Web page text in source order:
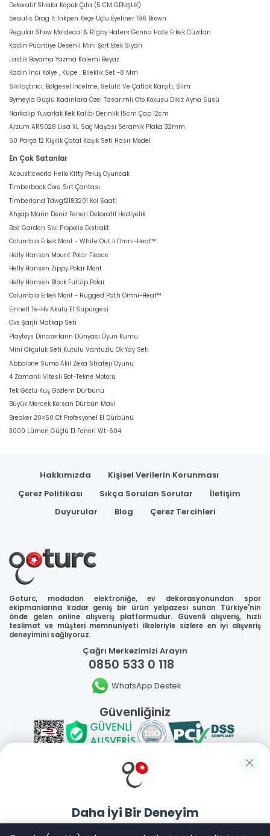
Dekoratif Strafor Köpük Çıta (5 CM GENİŞLİK)
beaulis Drag It Inkpen Keçe Uçlu Eyeliner 196 Brown
Regular Show Mordecai & Rigby Haters Gonna Hate Erkek Cüzdan
Kadın Puantiye Desenli Mini Şort Etek Siyah
Lastik Boyama Yazma Kalemi Beyaz
Kadın Inci Kolye , Küpe , Bileklik Set -8 Mm
Sıkılaştırıcı, Bölgesel İncelme, Selülit Ve Çatlak Karşıtı, Slim
Bymeyla Güçlü Kadınlara Özel Tasarımlı Oto Kokusu Dikiz Ayna Süsü
Narkalıp Yuvarlak Kek Kalıbı Derinlik 15cm Çap 12cm
Arzum AR5028 Lisa XL Saç Maşası Seramik Plaka 32mm
60 Parça 12 Kişilik Çatal Kaşık Seti Hasır Model
En Çok Satanlar
Acousticworld Hello Kitty Peluş Oyuncak
Timberback Core Sırt Çantası
Timberland Tdwgf2183201 Kol Saati
Ahşap Marin Deniz Feneri Dekoratif Hediyelik
Bee Garden Sivi Propolis Ekstrakt
Columbia Erkek Mont - White Out İi Omni-Heat™
Helly Hansen Mount Polar Fleece
Helly Hansen Zippy Polar Mont
Helly Hansen Block Fullzip Polar
Columbia Erkek Mont - Rugged Path Omni-Heat™
Einhell Te-Hv Akülü El Süpürgesi
Cvs Şarjli Matkap Seti
Playtoys Dinazorların Dünyası Oyun Kumu
Mini Okçuluk Seti Kutulu Vantuzlu Ok Yay Seti
Abbalone Sumo Akil Zeka Strateji Oyunu
4 Zamanlı Vitesli Bot-Tekne Motoru
Tek Gözlü Kuş Gözlem Dürbünü
Büyük Mercek Korsan Dürbün Mavi
Breaker 20×50 Ct Profesyonel El Dürbünü
3000 Lümen Güçlü El Feneri Wt-604
Hakkımızda
Kişisel Verilerin Korunması
Çerez Politikası
Sıkça Sorulan Sorular
İletişim
Duyurular
Blog Çerez Tercihleri
Goturc, modadan elektroniğe, ev dekorasyonundan spor
ekipmanlarına kadar geniş bir ürün yelpazesi sunan Türkiye'nin
önde gelen online alışveriş platformudur. Güvenli alışveriş, hızlı
teslimat ve müşteri memnuniyeti ilkeleriyle sizlere en iyi alışveriş
deneyimini sağlıyoruz.
Çağrı Merkezimizi Arayın
0850 533 0 118
WhatsApp Destek
Güvenliğiniz
Sosyal Medya
Mobil Uygulamalarımız
Daha İyi Bir Deneyim
Goturc mobil uygulamasıyla daha hızlı ve kolay alışveriş